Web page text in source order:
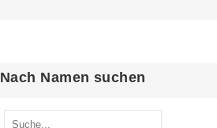
Nach Namen suchen